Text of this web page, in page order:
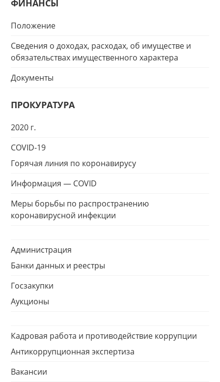
ФИНАНСЫ
Положение
Сведения о доходах, расходах, об имуществе и
обязательствах имущественного характера
Документы
ПРОКУРАТУРА
2020 г.
COVID-19
Горячая линия по коронавирусу
Информация — COVID
Меры борьбы по распространению
коронавирусной инфекции
Администрация
Банки данных и реестры
Госзакупки
Аукционы
Кадровая работа и противодействие коррупции
Антикоррупционная экспертиза
Вакансии